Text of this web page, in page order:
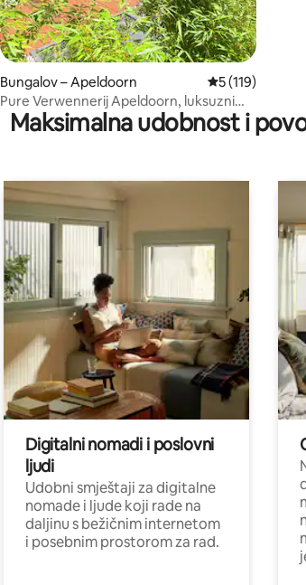
Bungalov – Apeldoorn Prosječna
5 (119)
Pure Verwennerij Apeldoorn, luksuzni
apartman s jacuzzijem
Maksimalna udobnost i
Digitalni nomadi i poslovni
ljudi
Udobni smještaji za digitalne
nomade i ljude koji rade na
daljinu s bežičnim internetom
i posebnim prostorom za rad.